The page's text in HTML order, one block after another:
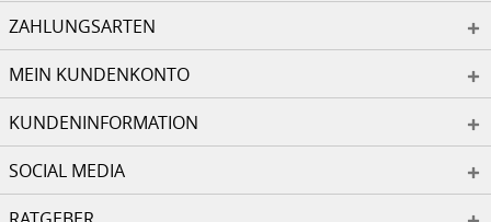
ZAHLUNGSARTEN
MEIN KUNDENKONTO
KUNDENINFORMATION
SOCIAL MEDIA